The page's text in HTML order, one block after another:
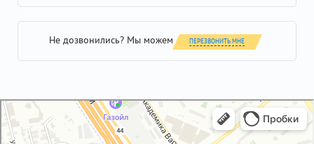
Не дозвонились? Мы можем ПЕРЕЗВОНИТЬ МНЕ
GM-City&VAG-Repair
Автосервис, автотехцентр в Москве
Магазин автозапчастей и автотоваров в Москве